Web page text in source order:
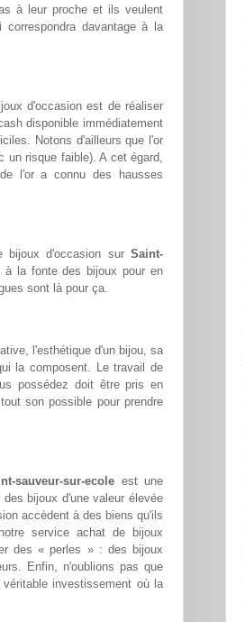
à leur proche et ils veulent
davantage à la
d'occasion est de réaliser
disponible immédiatement
Notons d'ailleurs que l'or
risque faible). A cet égard,
l'or a connu des hausses
d'occasion sur Saint-
à la fonte des bijoux pour en
sont là pour ça.
l'esthétique d'un bijou, sa
la composent. Le travail de
possédez doit être pris en
son possible pour prendre
sauveur-sur-ecole est une
bijoux d'une valeur élevée
accèdent à des biens qu'ils
service achat de bijoux
des « perles » : des bijoux
Enfin, n'oublions pas que
investissement où la